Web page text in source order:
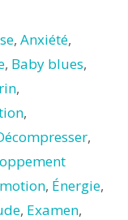
,Anxiété,
, Baby blues,
,
,
,
, Énergie,
, Examen,